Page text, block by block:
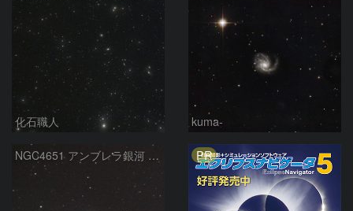
化石職人 kuma-
NGC4651 アンブレラ銀河 かみのけ座 PR